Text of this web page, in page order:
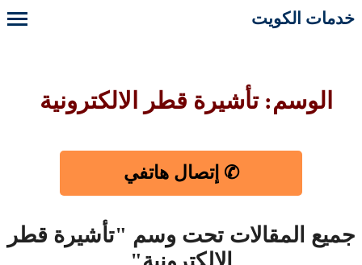
خدمات الكويت
الوسم: تأشيرة قطر الالكترونية
✆ إتصال هاتفي
جميع المقالات تحت وسم "تأشيرة قطر